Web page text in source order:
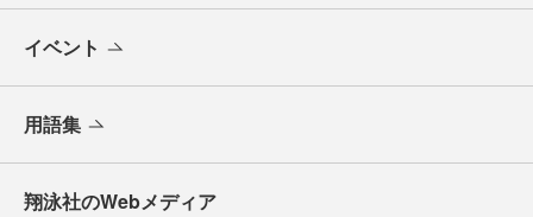
イベント
用語集
翔泳社のWebメディア